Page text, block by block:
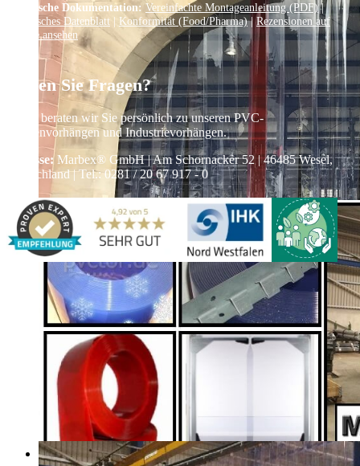
Technische Dokumentation: Vereinfachte Montageanleitung (PDF)|
Technisches Datenblatt | Konformität (Food/Pharma)|Rezensionen auf
Google ansehen
Haben Sie Fragen?
Gerne beraten wir Sie persönlich zu unseren PVC-
Streifenvorhängen und Industrievorhängen.
Adresse:Marbex® GmbH | Am Schornacker 52 | 46485 Wesel,
Deutschland | Tel.: 0281 / 20 67 917 - 0